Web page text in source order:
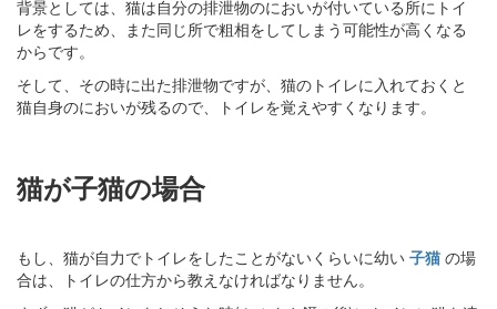
背景としては、猫は自分の排泄物のにおいが付いている所にトイ
レをするため、また同じ所で粗相をしてしまう可能性が高くなる
からです。
そして、その時に出た排泄物ですが、猫のトイレに入れておくと
猫自身のにおいが残るので、トイレを覚えやすくなります。
猫が子猫の場合
もし、猫が自力でトイレをしたことがないくらいに幼い 子猫 の場
合は、トイレの仕方から教えなければなりません。